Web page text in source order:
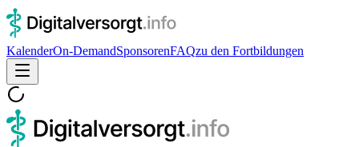
KalenderOn-DemandSponsorenFAQzu den Fortbildungen